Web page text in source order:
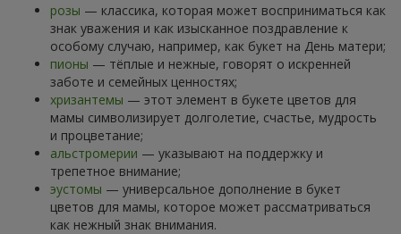
розы — классика, которая может восприниматься как
знак уважения и как изысканное поздравление к
особому случаю, например, как букет на День матери;
пионы — тёплые и нежные, говорят о искренней
заботе и семейных ценностях;
хризантемы — этот элемент в букете цветов для
мамы символизирует долголетие, счастье, мудрость
и процветание;
альстромерии — указывают на поддержку и
трепетное внимание;
эустомы — универсальное дополнение в букет
цветов для мамы, которое может рассматриваться
как нежный знак внимания.